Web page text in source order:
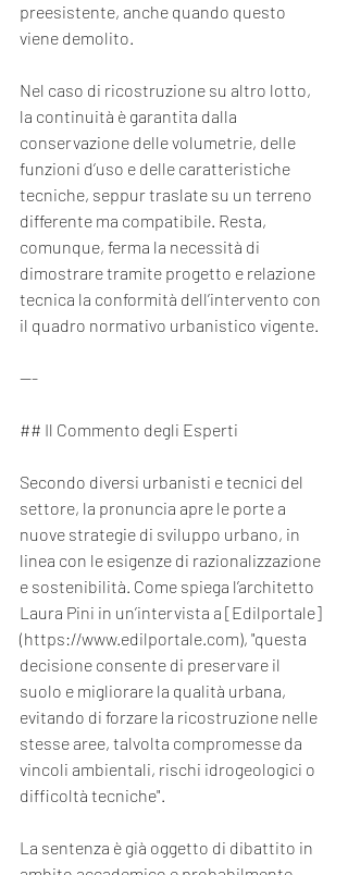
preesistente, anche quando questo
viene demolito.
Nel caso di ricostruzione su altro lotto,
la continuità è garantita dalla
conservazione delle volumetrie, delle
funzioni d’uso e delle caratteristiche
tecniche, seppur traslate su un terreno
differente ma compatibile. Resta,
comunque, ferma la necessità di
dimostrare tramite progetto e relazione
tecnica la conformità dell’intervento con
il quadro normativo urbanistico vigente.
---
## Il Commento degli Esperti
Secondo diversi urbanisti e tecnici del
settore, la pronuncia apre le porte a
nuove strategie di sviluppo urbano, in
linea con le esigenze di razionalizzazione
e sostenibilità. Come spiega l’architetto
Laura Pini in un’intervista a [Edilportale]
(https://www.edilportale.com), "questa
decisione consente di preservare il
suolo e migliorare la qualità urbana,
evitando di forzare la ricostruzione nelle
stesse aree, talvolta compromesse da
vincoli ambientali, rischi idrogeologici o
difficoltà tecniche".
La sentenza è già oggetto di dibattito in